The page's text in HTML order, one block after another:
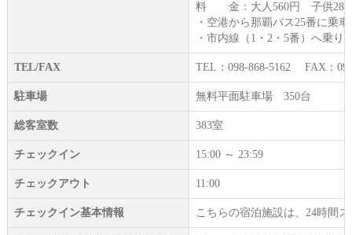
料 金：大人560円 子供280
・空港から那覇バス25番に乗
・市内線（1・2・5番）へ乗
TEL/FAX TEL：098-868-5162 FAX：
駐車場 無料平面駐車場 350台
総客室数 383室
チェックイン 15:00 ～ 23:59
チェックアウト 11:00
チェックイン基本情報 こちらの宿泊施設は、24時間